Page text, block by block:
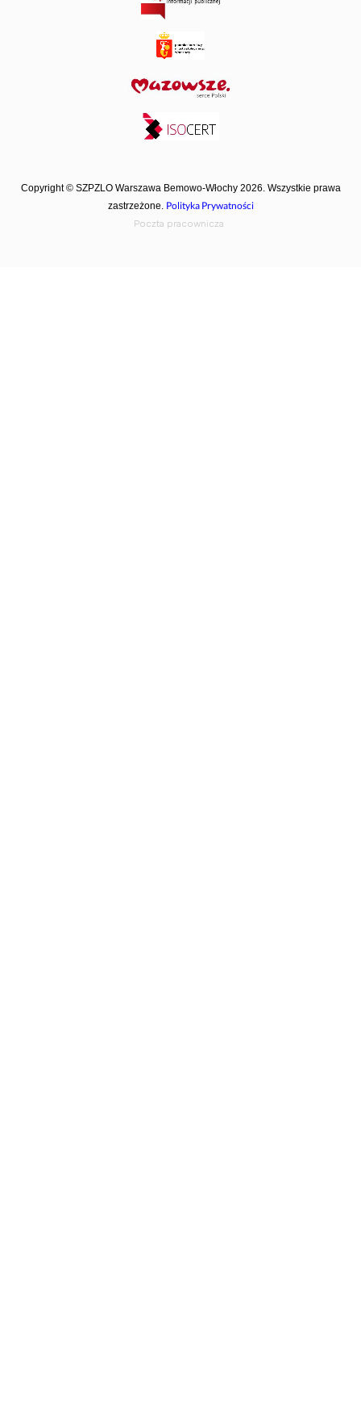
Copyright © SZPZLO Warszawa Bemowo-Włochy 2026. Wszystkie prawa
zastrzeżone. Polityka Prywatności
Poczta pracownicza